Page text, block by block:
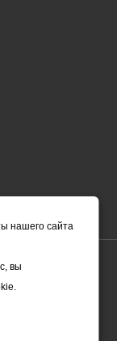
характер и не
ГК РФ). Они могут
формируется
нашего сайта
вы